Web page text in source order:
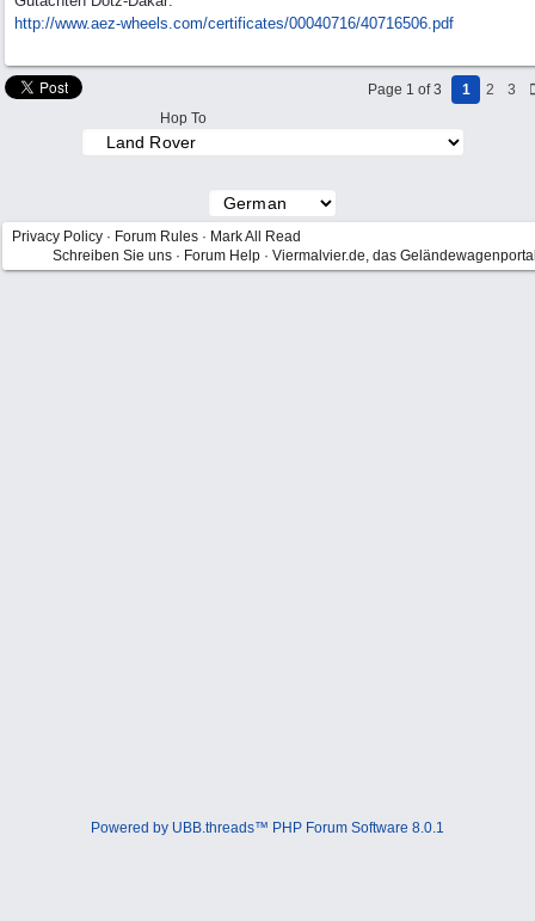
http://www.aez-wheels.com/certificates/00040716/40716506.pdf
Page 1 of 3 1 2
3
Hop To
Privacy Policy · Forum Rules · Mark All Read
Schreiben Sie uns · Forum Help · Viermalvier.de, das
Powered by UBB.threads™ PHP Forum Software 8.0.1